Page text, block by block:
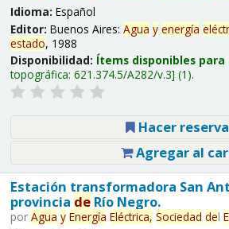
Idioma: Español
Editor: Buenos Aires: Agua y energía
estado, 1988
Disponibilidad: Ítems disponibles
topográfica: 621.374.5/A282/v.3 (1).
Hacer reserva
Agregar al
Estación transformadora San
provincia deRío Negro.
por Agua y Energía Eléctrica, Sociedad del